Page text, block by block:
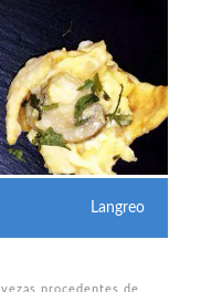
Langreo
procedentes de